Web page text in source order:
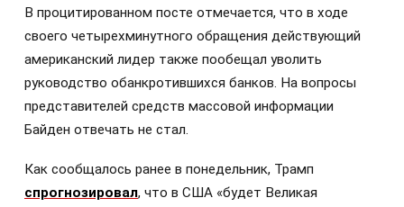
В процитированном посте отмечается, что в ходе
своего четырехминутного обращения действующий
американский лидер также пообещал уволить
руководство обанкротившихся банков. На вопросы
представителей средств массовой информации
Байден отвечать не стал.
Как сообщалось ранее в понедельник, Трамп
спрогнозировал, что в США «будет Великая